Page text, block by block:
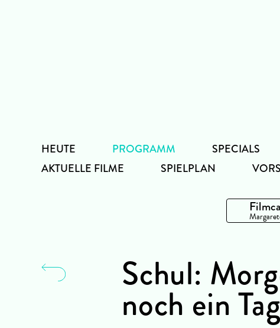
HEUTE
PROGRAMM
AKTUELLE FILME
SPIELPLAN
SPECIALS
Schul:
noch ein Tag